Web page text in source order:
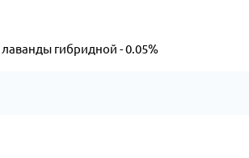
лаванды гибридной - 0.05%